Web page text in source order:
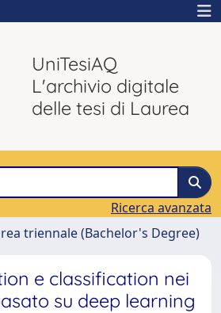
UniTesiAQ
L'archivio digitale
delle tesi di Laurea
Ricerca avanzata
triennale (Bachelor's Degree)
e classification nei
su deep learning